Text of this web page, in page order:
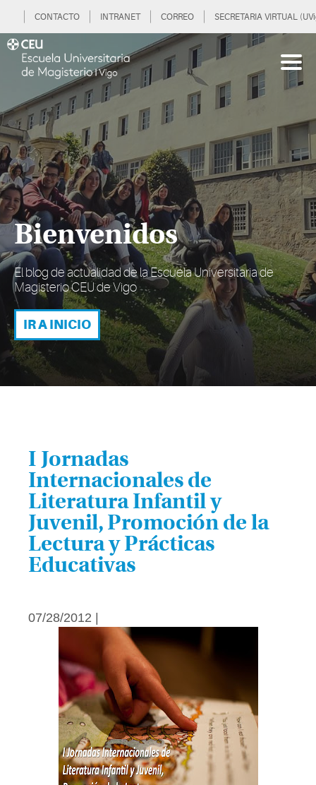
CONTACTO INTRANET CORREO SECRETARIA VIRTUAL
Bienvenidos
El blog de actualidad de la Escuela Universitaria de
Magisterio CEU de Vigo
IR A INICIO
I Jornadas
Internacionales de
Literatura Infantil y
Juvenil, Promoción de la
Lectura y Prácticas
Educativas
07/28/2012 |